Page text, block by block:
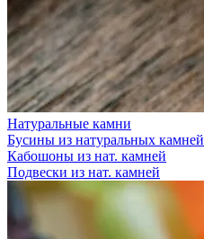
Натуральные камни
Бусины из натуральных камней
Кабошоны из нат. камней
Подвески из нат. камней